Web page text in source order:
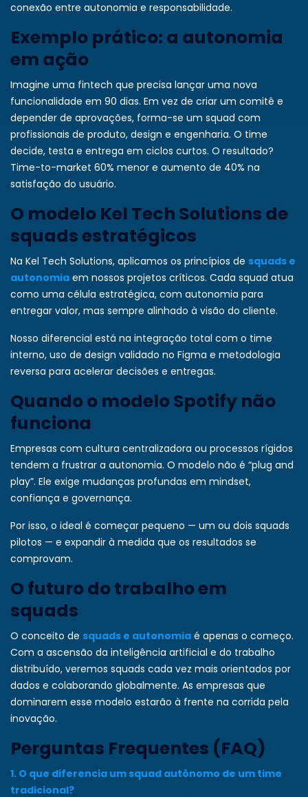
conexão entre autonomia e responsabilidade.
Exemplo prático: a autonomia
em ação
Imagine uma fintech que precisa lançar uma nova
funcionalidade em 90 dias. Em vez de criar um comitê e
depender de aprovações, forma-se um squad com
profissionais de produto, design e engenharia. O time
decide, testa e entrega em ciclos curtos. O resultado?
Time-to-market 60% menor e aumento de 40% na
satisfação do usuário.
O modelo Kel Tech Solutions de
squads estratégicos
Na Kel Tech Solutions, aplicamos os princípios de squads e
autonomia em nossos projetos críticos. Cada squad atua
como uma célula estratégica, com autonomia para
entregar valor, mas sempre alinhado à visão do cliente.
Nosso diferencial está na integração total com o time
interno, uso de design validado no Figma e metodologia
reversa para acelerar decisões e entregas.
Quando o modelo Spotify não
funciona
Empresas com cultura centralizadora ou processos rígidos
tendem a frustrar a autonomia. O modelo não é “plug and
play”. Ele exige mudanças profundas em mindset,
confiança e governança.
Por isso, o ideal é começar pequeno — um ou dois squads
pilotos — e expandir à medida que os resultados se
comprovam.
O futuro do trabalho em
squads
O conceito de squads e autonomia é apenas o começo.
Com a ascensão da inteligência artificial e do trabalho
distribuído, veremos squads cada vez mais orientados por
dados e colaborando globalmente. As empresas que
dominarem esse modelo estarão à frente na corrida pela
inovação.
Perguntas Frequentes (FAQ)
1. O que diferencia um squad autônomo de um time
tradicional?